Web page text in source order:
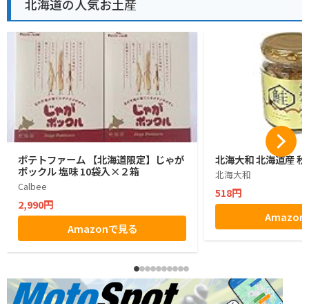
北海道の人気お土産
ポテトファーム 【北海道限定】じゃが
ポックル 塩味 10袋入×２箱
Calbee
2,990円
Amazonで見る
北海大和 北海道産
北海大和
518円
Amazon